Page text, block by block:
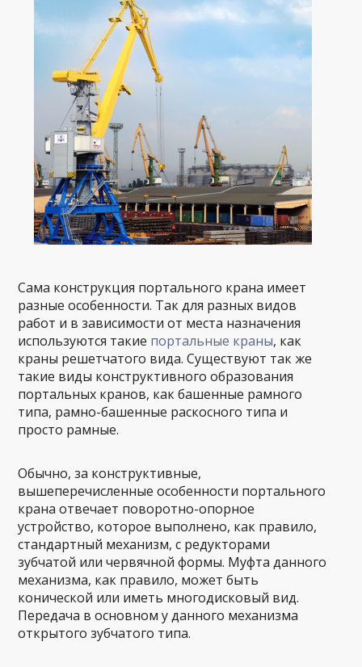
Сама конструкция портального крана имеет
разные особенности. Так для разных видов
работ и в зависимости от места назначения
используются такие портальные краны, как
краны решетчатого вида. Существуют так же
такие виды конструктивного образования
портальных кранов, как башенные рамного
типа, рамно-башенные раскосного типа и
просто рамные.
Обычно, за конструктивные,
вышеперечисленные особенности портального
крана отвечает поворотно-опорное
устройство, которое выполнено, как правило,
стандартный механизм, с редукторами
зубчатой или червячной формы. Муфта данного
механизма, как правило, может быть
конической или иметь многодисковый вид.
Передача в основном у данного механизма
открытого зубчатого типа.